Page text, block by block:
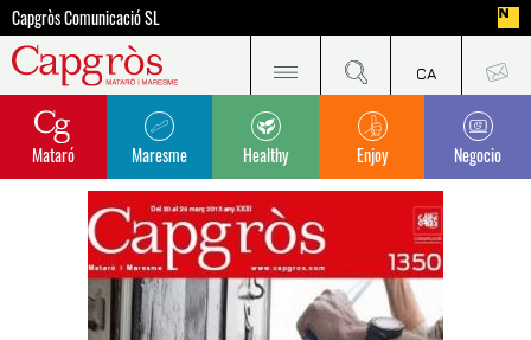
Capgròs Comunicació SL
Mataró Maresme Healthy Enjoy Negocio